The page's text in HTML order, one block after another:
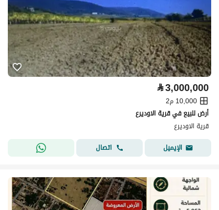
⃁3,000,000
10,000 م2
أرض للبيع في قرية الاوديرع
قرية الاوديرع
الإيميل
اتصال